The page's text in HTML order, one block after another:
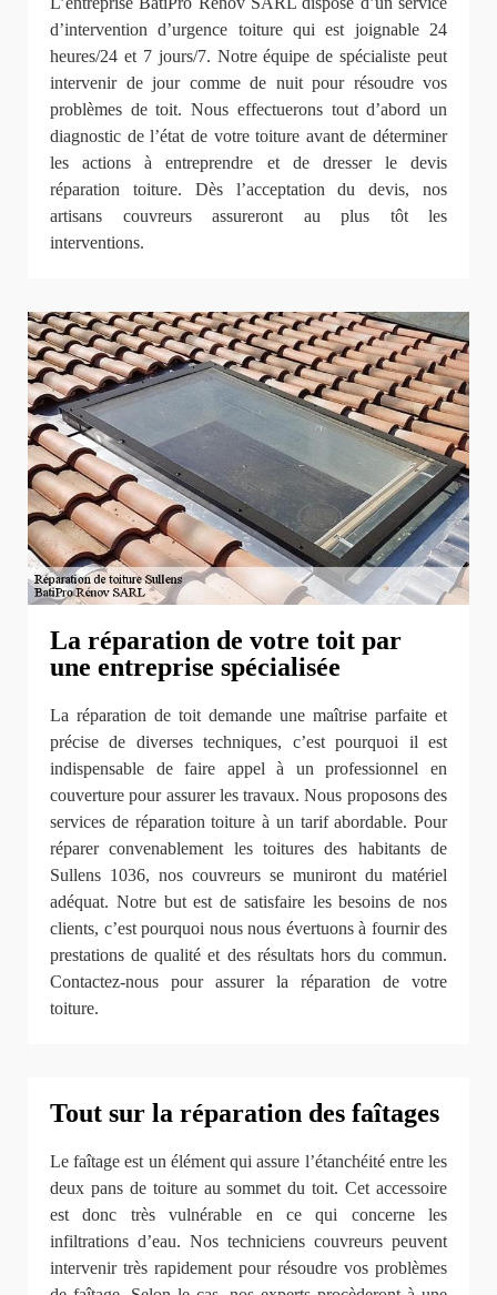
d’intervention d’urgence toiture qui est joignable 24
heures/24 et 7 jours/7. Notre équipe de spécialiste peut
intervenir de jour comme de nuit pour résoudre vos
problèmes de toit. Nous effectuerons tout d’abord un
diagnostic de l’état de votre toiture avant de déterminer
les actions à entreprendre et de dresser le devis
réparation toiture. Dès l’acceptation du devis, nos
artisans couvreurs assureront au plus tôt les
interventions.
La réparation de votre toit par
une entreprise spécialisée
La réparation de toit demande une maîtrise parfaite et
précise de diverses techniques, c’est pourquoi il est
indispensable de faire appel à un professionnel en
couverture pour assurer les travaux. Nous proposons des
services de réparation toiture à un tarif abordable. Pour
réparer convenablement les toitures des habitants de
Sullens 1036, nos couvreurs se muniront du matériel
adéquat. Notre but est de satisfaire les besoins de nos
clients, c’est pourquoi nous nous évertuons à fournir des
prestations de qualité et des résultats hors du commun.
Contactez-nous pour assurer la réparation de votre
toiture.
Tout sur la réparation des faîtages
Le faîtage est un élément qui assure l’étanchéité entre les
deux pans de toiture au sommet du toit. Cet accessoire
est donc très vulnérable en ce qui concerne les
infiltrations d’eau. Nos techniciens couvreurs peuvent
intervenir très rapidement pour résoudre vos problèmes